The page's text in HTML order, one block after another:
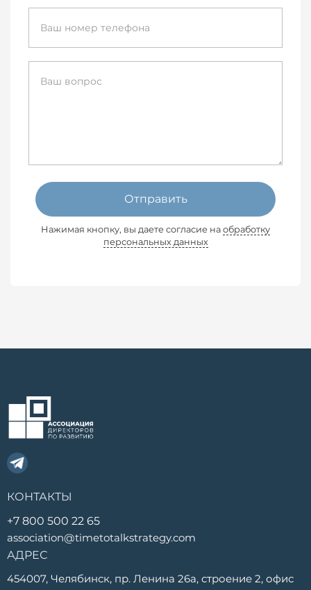
Отправить
Нажимая кнопку, вы даете согласие на обработку
персональных данных
КОНТАКТЫ
+7 800 500 22 65
association@timetotalkstrategy.com
АДРЕС
454007, Челябинск, пр. Ленина 26а, строение 2, офис